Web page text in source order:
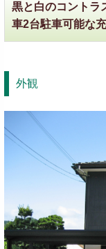
黒と白のコントラ
車2台駐車可能な
外観